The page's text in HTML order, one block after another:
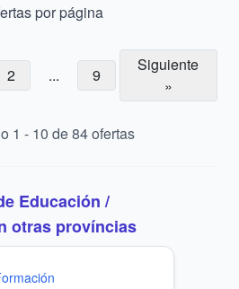
por página
2 ... 9
Siguiente
»
1 - 10 de84ofertas
Educación /
otras províncias